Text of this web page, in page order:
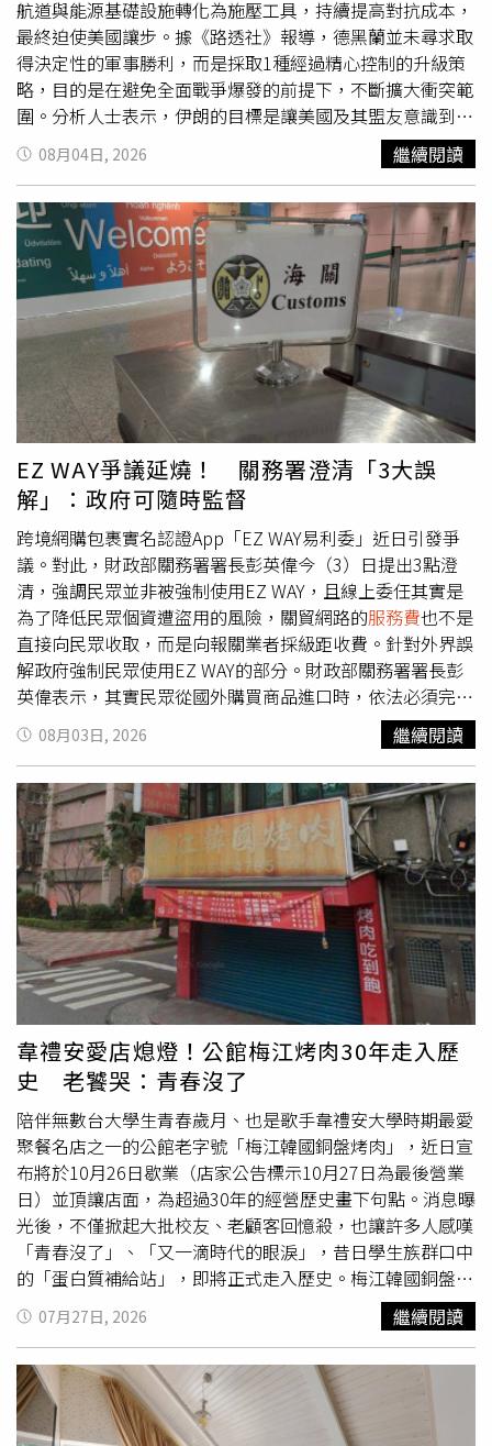
沒，所幸14名船員全數獲救；葉門青年運動（Houthis）同
日宣稱對沙烏地阿拉伯奈季蘭（Najran）機場發動無人機攻
擊，導致機場主要雷達受損並暫停營運，據了解，此舉是回
應沙國近期在葉門境內的軍事行動。整體而言，雖然荷姆茲
海峽談判已有進展，但伊朗核計畫、區域安全，以及伊朗支
持的武裝組織持續發動攻擊等問題仍未解決，中東局勢能否
真正降溫，還有待後續談判結果。
航道與能源基礎設施轉化為施壓工具，持續提高對抗成本，
最終迫使美國讓步。據《路透社》報導，德黑蘭並未尋求取
得決定性的軍事勝利，而是採取1種經過精心控制的升級策
略，目的是在避免全面戰爭爆發的前提下，不斷擴大衝突範
圍。分析人士表示，伊朗的目標是讓美國及其盟友意識到，
相較於滿足伊朗對荷姆茲海峽（Strait of Hormuz）的要
求，持續遏制危機所付出的代價將更加高昂。德黑蘭傳遞出
的訊息是，除非華盛頓接受1種新的現狀，賦予伊朗在荷姆
茲海峽更大的控制權和角色，否則衝突可能擴散至波斯灣以
外的地區。透過讓多個關鍵航道與多國的能源設施面臨風
險，伊朗相信自己能在未來任何談判中握有更大的籌碼。對
此，華府智庫「華盛頓近東政策研究所」（WINEP）資深
研究員奈茨（Michael Knights）接受《路透社》訪問時表
示：「伊朗從一開始就不斷擴大其升級選項來施壓美國，因
此幾乎每週都能推出新的手段，像是新的地理區域、新型武
器或新的攻擊目標。」奈茨點出關鍵：「他們最大的優勢並
不是能夠重創美國或以色列。真正的優勢在於，他們能夠重
創區域國家以及全球經濟。」伊朗已展現出封鎖荷姆茲海峽
航運的能力。在戰爭爆發前，全球約20％的石油消費都需經
由這條水道運輸，而德黑蘭如今也釋出訊號稱，任何海上關
鍵航道都可能成為目標。針對紅海（Red Sea）及沙烏地阿
拉伯能源設施的威脅，更顯示伊朗正進一步提高保護全球商
業航運所需的代價，同時測試華盛頓對航運中斷的容忍度。
1名波斯灣國家的消息人士指出，伊朗的做法反映伊斯蘭革
命衛隊（IRGC）指揮官普遍相信「他們還能獲得更多」。
這些指揮官認為，美國總統川普（Donald Trump）在11月
期中選舉（midterm elections）前，不願再度深陷另1場中
東泥淖，因此這正是伊朗可利用的機會。該名消息人士補
充：「伊朗人相信，只要持續擴大戰爭並增加壓力，川普最
終將會讓步。川普認為自己可以重擊伊朗，迫使對方回到談
判桌，但伊朗不會屈服。」這項判斷構成了德黑蘭談判策略
的核心。此前，川普表示美國與伊朗的談判將於3日舉行，
同時宣稱自己取消了1場二戰後最大規模的軍事打擊行動，
希望藉此達成協議，重新開放荷姆茲海峽。然而，德黑蘭方
面出面駁斥，伊朗目前並未與美國進行任何談判。對此，1
名伊朗高層消息人士透露，德黑蘭領導層已認定，過去讓步
接受談判的做法只是換來華盛頓的軍事偷襲和更大的施壓，
因此他們更加堅信，在展開具有實質意義的談判前，必須先
建立足夠的籌碼。華盛頓近東政策研究所資深研究員辛格
（Michael Singh）也分析，德黑蘭認為自己仍掌握主動權，
部分原因在於川普政府似乎不願採用空襲以外的選項來升級
軍事衝突，「伊朗正試圖擴大自己的優勢。他們有意在海峽
建立主權，並對這條水道實施選擇性的控制。」美國國務院
首位波斯語發言人暨伊朗問題專家艾爾（Alan Eyre）則表
示，德黑蘭正推動1套以威懾為核心的策略，希望迫使華盛
頓解除封鎖並停止軍事打擊，「他們不希望由美國決定事件
發展的節奏。」據悉，美伊的核心爭議點在於荷姆茲海峽未
來的治理模式。根據區域消息人士透露，阿曼已向伊朗提出
1項獲波斯灣國家支持的方案，內容包括向使用者收取自願
性費用，以管理這條水道。然而，德黑蘭要求取得海峽的行
政管理權，並有權向船舶徵收
。華盛頓則反對任何形
式的收費，堅持荷姆茲海峽應不受伊朗控制。如今，伊朗的
封鎖行動已產生符合其整體戰略邏輯的結果。隨著威脅不再
局限於荷姆茲海峽，區域國家與西方國家的焦點也逐漸轉向
保護貿易航線及能源基礎設施，而非進一步加強對伊朗的施
08月04日, 2026 繼續閱讀
EZ WAY爭議延燒！ 關務署澄清「3大誤
解」：政府可隨時監督
跨境網購包裹實名認證App「EZ WAY易利委」近日引發爭
議。對此，財政部關務署署長彭英偉今（3）日提出3點澄
清，強調民眾並非被強制使用EZ WAY，且線上委任其實是
為了降低民眾個資遭盜用的風險，關貿網路的服務費也不是
直接向民眾收取，而是向報關業者採級距收費。針對外界誤
解政府強制民眾使用EZ WAY的部分。財政部關務署署長彭
英偉表示，其實民眾從國外購買商品進口時，依法必須完成
報關委任程序，但法規並未規定只能透過EZ WAY辦理，除
了可使用EZ WAY，也能透過其他合法方式完成委任，並非
只有一種方式。針對個資安全疑慮。彭英偉指出，2018年
以前多採紙本委任，曾發生文件遭冒名使用、重複委任、個
資遭不當利用等情況，因此開放線上委任後，相較紙本委
任，線上系統設有身分驗證及資安防護機制，可降低民眾反
覆提供紙本身分資料，文件遭到影印、轉用或外洩的風險，
也更有利於追蹤資料使用情形。彭英偉透露，民眾也可透過
電子化作業，自行確認委任內容與報關資訊，降低冒名報
關、虛報貨物及個資遭濫用風險；若對相關做法有疑慮，民
眾現階段仍可選擇不使用該App，改使用傳統方式自行辦理
報關程序，親自簽署傳統紙本委任書。至於外界質疑EZ
WAY向民眾收費。彭英偉澄清，相關費用是依市場機制及使
用量採級距計價，向報關業者收取每筆約0.8元至3.5元，並
非直接向民眾收費；至於報關業者是否將成本反映在收取其
他服務費用，則屬業者的商業行為。彭英偉也提到，關務署
與關貿網路之間，並沒有委託建置或營運EZ WAY的契約，
「EZ WAY易利委」屬於關貿網路自行建置的加值服務，其
他具有通關網路經營資格的業者，也可以自行開發App，且
財政部是關貿網路的大股東之一，政府隨時可依法進行監
督。彭英偉強調，通關網路業者每5年都須接受財政部認
證，推動線上委任制度的目的，是為了確認民眾有進口及委
任事實，防止冒名報關、保障個資安全，同時提升跨境電商
通關效率。另外，關貿網路公司也說明，公司已通過ISO
27001資訊安全管理及ISO 27018雲端個資保護等國際認
證，並納入政府資安聯防機制，沒有個資外洩疑慮。
08月03日, 2026 繼續閱讀
韋禮安愛店熄燈！公館梅江烤肉30年走入歷
史 老饕哭：青春沒了
陪伴無數台大學生青春歲月、也是歌手韋禮安大學時期最愛
聚餐名店之一的公館老字號「梅江韓國銅盤烤肉」，近日宣
布將於10月26日歇業（店家公告標示10月27日為最後營業
日）並頂讓店面，為超過30年的經營歷史畫下句點。消息曝
光後，不僅掀起大批校友、老顧客回憶殺，也讓許多人感嘆
「青春沒了」、「又一滴時代的眼淚」，昔日學生族群口中
的「蛋白質補給站」，即將正式走入歷史。梅江韓國銅盤烤
肉位於台北公館商圈，距離台灣大學步行約6分鐘，多年來
憑藉平價韓式銅盤烤肉吃到飽，成為許多學生聚餐、社團活
動及慶生的熱門地點。美食部落客「Wisely的拍拍照寫寫
字」日前在臉書分享，繼公館老店「夢駝鈴」歇業後，又一
家陪伴在地超過20年的老字號即將熄燈，令不少人相當不
捨。從現場照片可見，店家已在門口掛起醒目的「頂讓」布
07月27日, 2026 繼續閱讀